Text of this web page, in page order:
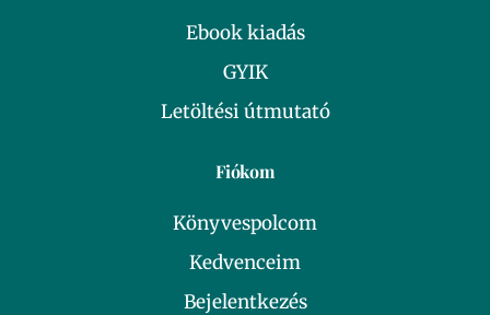
Ebook kiadás
GYIK
Letöltési útmutató
Fiókom
Könyvespolcom
Kedvenceim
Bejelentkezés